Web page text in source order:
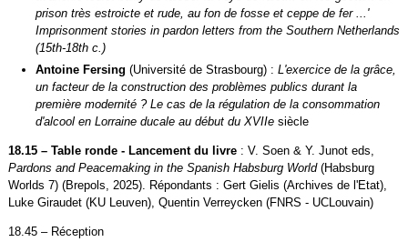
prison très estroicte et rude, au fon de fosse et ceppe de fer ...'
Imprisonment stories in pardon letters from the Southern Netherlands
(15th-18th c.)
Antoine Fersing (Université de Strasbourg) : L'exercice de la grâce,
un facteur de la construction des problèmes publics durant la
première modernité ? Le cas de la régulation de la consommation
d'alcool en Lorraine ducale au début du XVIIe siècle
18.15 – Table ronde - Lancement du livre : V. Soen & Y. Junot eds,
Pardons and Peacemaking in the Spanish Habsburg World (Habsburg
Worlds 7) (Brepols, 2025). Répondants : Gert Gielis (Archives de l'Etat),
Luke Giraudet (KU Leuven), Quentin Verreycken (FNRS - UCLouvain)
18.45 – Réception